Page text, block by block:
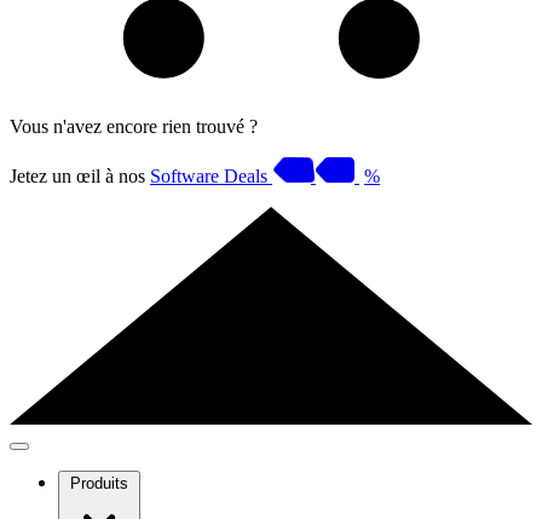
Vous n'avez encore rien trouvé ?
Jetez un œil à nos Software Deals %
Produits